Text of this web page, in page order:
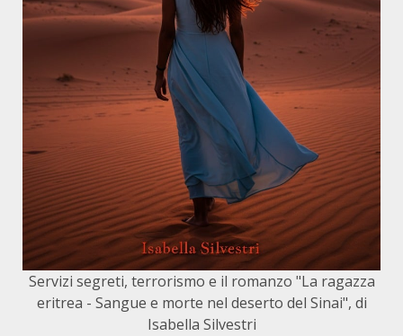
Servizi segreti, terrorismo e il romanzo "La ragazza
eritrea - Sangue e morte nel deserto del Sinai", di
Isabella Silvestri